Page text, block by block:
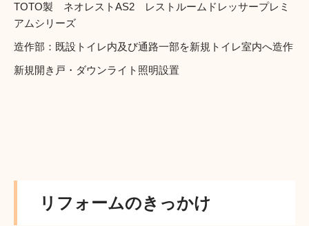
TOTO製 ネオレストAS2 レストルームドレッサープレミ
アムシリーズ
造作部：既設トイレ内及び通路一部を新規トイレ室内へ造作
新規開き戸・ダウンライト照明設置
リフォームのきっかけ